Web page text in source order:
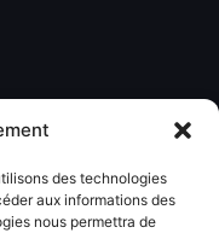
des technologies
aux informations des
nous permettra de